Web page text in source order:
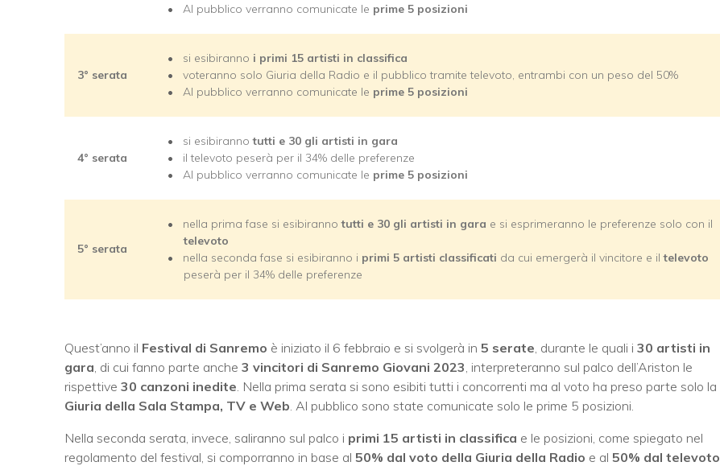
Al pubblico verranno comunicate le prime 5 posizioni
3° serata
si esibiranno i primi 15 artisti in classifica
voteranno solo Giuria della Radio e il pubblico tramite televoto, entrambi con un peso del 50%
Al pubblico verranno comunicate le prime 5 posizioni
4° serata
si esibirannotutti e 30 gli artisti in gara
il televoto peserà per il 34% delle preferenze
Al pubblico verranno comunicate le prime 5 posizioni
5° serata
nella prima fase si esibirannotutti e 30 gli artisti in gara e si esprimeranno le preferenze solo con il
televoto
nella seconda fase si esibiranno i primi 5 artisti classificati da cui emergerà il vincitore e iltelevoto
peserà per il 34% delle preferenze
Quest’anno il Festival di Sanremo è iniziato il 6 febbraio e si svolgerà in 5 serate , durante le quali i 30 artisti in
gara , di cui fanno parte anche 3 vincitori di Sanremo Giovani 2023 , interpreteranno sul palco dell’Ariston le
rispettive 30 canzoni inedite . Nella prima serata si sono esibiti tutti i concorrenti ma al voto ha preso parte solo la
Giuria della Sala Stampa, TV e Web . Al pubblico sono state comunicate solo le prime 5 posizioni.
Nella seconda serata, invece, saliranno sul palco i primi 15 artisti in classifica e le posizioni, come spiegato nel
regolamento del festival, si comporranno in base al 50% dal voto della Giuria della Radio e al 50% dal televoto